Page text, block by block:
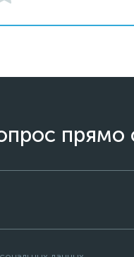
прямо